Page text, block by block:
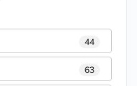
44
63